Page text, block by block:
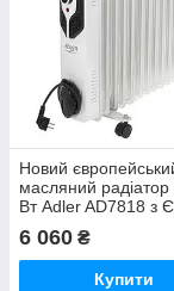
Новий
масляний
Вт Adler AD7818 з
з гарантією
6 060 ₴
Купити